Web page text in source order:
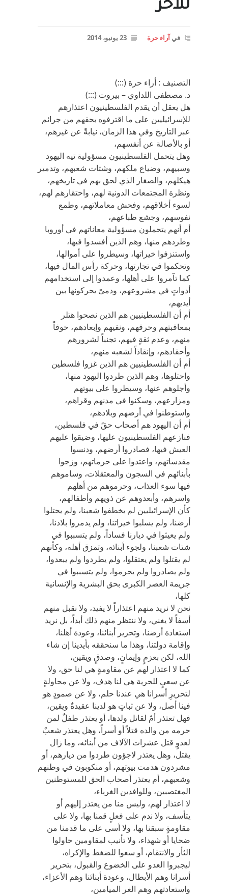
للآخر
فيآراء حرة 23 يونيو، 2014
التصنيف : أراء حرة (:::)
د. مصطفى اللداوي – بيروت (:::)
هل يعقل أن يقدم الفلسطينيون اعتذارهم
للإسرائيليين على ما اقترفوه بحقهم من جرائم
عبر التاريخ وفي هذا الزمان، نيابةً عن غيرهم،
أو بالأصالة عن أنفسهم،
وهل يتحمل الفلسطينيون مسؤولية تيه اليهود
وسبيهم، وضياع ملكهم، وشتات شعبهم، وتدمير
هيكلهم، والصغار الذي لحق بهم في تاريخهم،
ونظرة المجتمعات الدونية لهم، واحتقارهم لهم،
لسوء أخلاقهم، وفحش معاملاتهم، وطمع
نفوسهم، وجشع طباعهم،
أم أنهم يتحملون مسؤولية معاناتهم في أوروبا
وطردهم منها، وهم الذين أفسدوا فيها،
واستنزفوا خيراتها، وسيطروا على أموالها،
وتحكموا في تجارتها، وحركة رأس المال فيها،
كما تآمروا على أهلها، وعمدوا إلى استخدامهم
أدواتٍ في مشروعهم، ودمىً يحركونها بين
أيديهم،
أم أن الفلسطينيين هم الذين نصحوا هتلر
بمعاقبتهم وحرقهم، ونفيهم وإبعادهم، خوفاً
منهم، وعدم ثقةٍ فيهم، تجنباً لشرورهم
وأحقادهم، وإنقاذاً لشعبه منهم،
أم أن الفلسطينيين هم الذين غزوا فلسطين
واحتلوها، وهم الذين طردوا اليهود منها،
وأجلوهم عنها، وسيطروا على بيوتهم
ومزارعهم، وسكنوا في مدنهم وقراهم،
واستوطنوا في أرضهم وبلادهم،
أم أن اليهود هم أصحاب حقً في فلسطين،
فنازعهم الفلسطينيون عليها، وضيقوا عليهم
العيش فيها، فصادروا أرضهم، ودنسوا
مقدساتهم، واعتدوا على حرماتهم، وزجوا
بأبنائهم في السجون والمعتقلات، وساموهم
فيها سوء العذاب، وحرموهم من أهلهم
واسرهم، وأبعدوهم عن ذويهم وأطفالهم،
كأن الإسرائيليين لم يخطفوا شعبنا، ولم يحتلوا
أرضنا، ولم يسلبوا خيراتنا، ولم يدمروا بلادنا،
ولم يعيثوا في ديارنا فساداً، ولم يتسببوا في
شتات شعبنا، ولجوء أبنائه، وتمزق أهله، وكأنهم
لم يقتلوا ولم يعتقلوا، ولم يطردوا ولم يبعدوا،
ولم يصادروا ولم يحرموا، ولم يتسببوا في
جريمة العصر الكبرى بحق البشرية والإنسانية
كلها،
نحن لا نريد منهم اعتذاراً لا يفيد، ولا نقبل منهم
أسفاً لا يغني، ولا ننتظر منهم ذلك أبداً، بل نريد
استعادة أرضنا، وتحرير أبنائنا، وعودة أهلنا،
وإقامة دولتنا، وهذا ما سنحققه بأيدينا إن شاء
الله، لكن بعزمٍ وإيمانٍ، وصدقٍ ويقين،
كما لا اعتذار لهم عن مقاومةٍ هي لنا حق، ولا
عن سعيٍ للحرية هي لنا هدف، ولا عن محاولةٍ
لتحريرِ أسرانا هي عندنا حلم، ولا عن صمودٍ هو
فينا أصل، ولا عن ثباتٍ هو لدينا عقيدةٌ ويقين،
فهل تعتذر أمٌ لقاتل ولدها، أو يعتذر طفلٌ لمن
حرمه من والده قتلاً أو أسراً، وهل يعتذر شعبٌ
لعدوٍ قتل عشرات الآلاف من أبنائه، وما زال
يقتل، وهل يعتذر لاجؤون طردوا من ديارهم، أو
مشردون هدمت بيوتهم، أو منكوبون في وطنهم
وشعبهم، أم يعتذر أصحاب الحق للمستوطنين
المغتصبين، وللوافدين الغرباء،
لا اعتذار لهم، وليس منا من يعتذر إليهم أو
يتأسف، ولا ندم على فعلٍ قمنا بها، ولا على
مقاومةٍ سبقنا بها، ولا أسى على ما قدمنا من
ضحايا أو شهداء، ولا تأنيب لمقاومين حاولوا
الثأر والانتقام، أو سعوا للضغط والإكراه،
ليجبروا العدو على الخضوع والقبول، بتحرير
أسرانا وهم الأبطال، وعودة أبنائنا وهم الأعزاء،
واستعادتهم وهم الغر الميامين،